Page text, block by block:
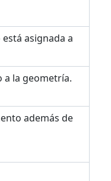
asignada a
a la geometría.
además de